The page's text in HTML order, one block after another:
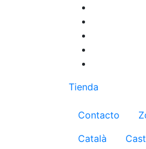
Tienda
Menú
Contacto
Català